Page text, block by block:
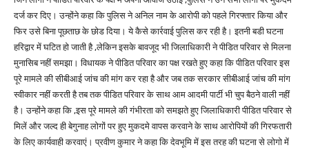
दर्ज कर दिए। उन्होंने कहा कि पुलिस ने अनिल नाम के आरोपी को पहले गिरफ्तार किया और
फिर उसे बिना पूछताछ के छोड दिया। ये कैसे कार्रवाई पुलिस कर रही है। इतनी बडी घटना
हरिद्वार में घटित हो जाती है ,लेकिन इसके बावजूद भी जिलाधिकारी ने पीडित परिवार से मिलना
मुनासिब नहीं समझा। विधायक ने पीडित परिवार का पक्ष रखते हुए कहा कि पीडित परिवार इस
पूरे मामले की सीबीआई जांच की मांग कर रहा है और जब तक सरकार सीबीआई जांच की मांग
स्वीकार नहीं करती है तब तक पीडित परिवार के साथ आम आदमी पार्टी भी चुप बैठने वाली नहीं
है। उन्होंने कहा कि ,इस पूरे मामले की गंभीरता को समझते हुए जिलाधिकारी पीडित परिवार से
मिलें और जल्द ही बेगुनाह लोगों पर हुए मुकदमे वापस करवाने के साथ आरोपियों की गिरफतारी
के लिए कार्यवाही करवाएं। प्रवीण कुमार ने कहा कि देवभूमि में इस तरह की घटना से लोगो में